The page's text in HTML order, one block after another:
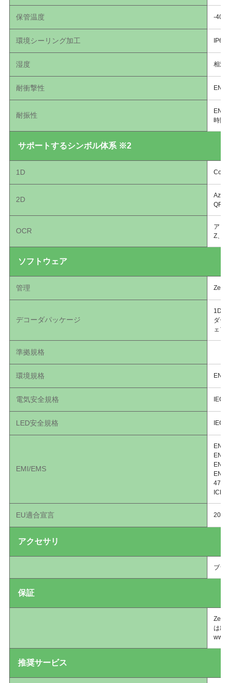
保管温度 -
環境シーリング加工 IP65
湿度 相対
耐衝撃性 EN
耐振性
EN
時間
サポートするシンボル体系 ※2
1D
2D
QR
OCR
アド
Z、a
ソフトウェア
管理
デコーダパッケージ
1D/
ダー
ェア
準拠規格
環境規格 EN
電気安全規格 IEC
LED安全規格 IEC
EMI/EMS
EN
EN
EN
EN
47
EU適合宣言
アクセサリ
ブラ
保証
は出
推奨サービス